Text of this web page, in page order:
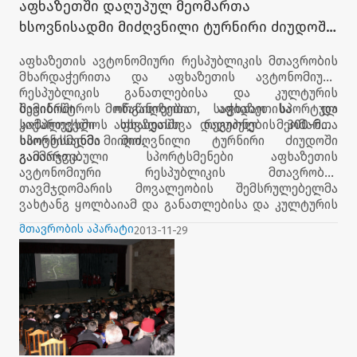
აფხაზეთში დაღუპულ მეომართა
ხსოვნისადმი მიძღვნილი ტურნირი ძიუდოში
აფხაზეთის ავტონომიური რესპუბლიკის მთავრობის
მხარდაჭერითა და აფხაზეთის ავტონომიური
რესპუბლიკის განათლებისა და კულტურის
სამინისტროს ორგანიზებით, საჭიდაო სპორტულ
კომპლექსში აფხაზეთში დაღუპულ მეომართა
ხსოვნისადმი მიძღვნილი ტურნირი ძიუდოში
გაიმართა.
შეჯიბრში მონაწილეობა აფხაზეთისა და
საქართველოს სხვადასხვა რეგიონების 300-მდე
სპორტსმენმა მიიღო.
გამარჯვებული სპორტსმენები აფხაზეთის
ავტონომიური რესპუბლიკის მთავრობის
თავმჯდომარის მოვალეობის შემსრულებელმა
ვახტანგ ყოლბაიამ და განათლებისა და კულტურის
მინისტრმა დიმიტრი ჯაიანმა
და მედლებით დააჯილდოვეს.
მთავრობის აპარატი2013-11-29